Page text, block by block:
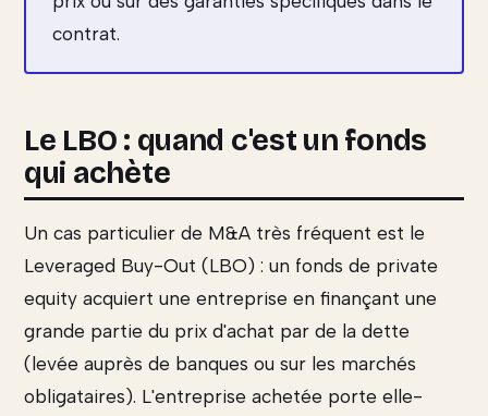
contrat.
Le LBO : quand c'est un fonds
qui achète
Un cas particulier de M&A très fréquent est le
Leveraged Buy-Out (LBO) : un fonds de private
equity acquiert une entreprise en finançant une
grande partie du prix d'achat par de la dette
(levée auprès de banques ou sur les marchés
obligataires). L'entreprise achetée porte elle-